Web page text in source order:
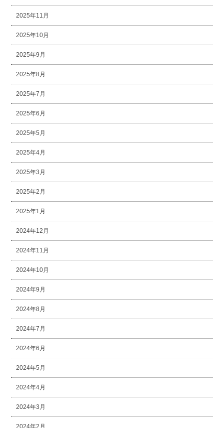
2025年11月
2025年10月
2025年9月
2025年8月
2025年7月
2025年6月
2025年5月
2025年4月
2025年3月
2025年2月
2025年1月
2024年12月
2024年11月
2024年10月
2024年9月
2024年8月
2024年7月
2024年6月
2024年5月
2024年4月
2024年3月
2024年2月